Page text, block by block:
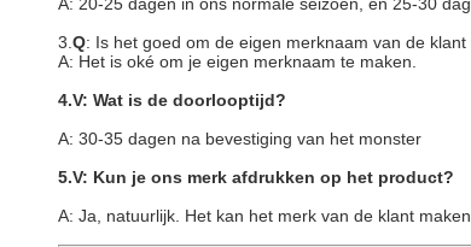
3. Q: Is het goed om de eigen merknaam van de
A: Het is oké om je eigen merknaam te maken.
4.V: Wat is de doorlooptijd?
A: 30-35 dagen na bevestiging van het monster
5.V: Kun je ons merk afdrukken op het product?
A: Ja, natuurlijk. Het kan het merk van de klant maken.